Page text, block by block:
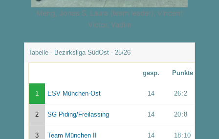
Meng, Jonas S, Laura (team leader), Vincent
Victor, Vadim
Tabelle - Bezirksliga SüdOst - 25/26
gesp. Punkte
1 ESV München-Ost 14 26: 2
2 SG Piding/Freilassing 14 20:8
3 Team München II 14 18: 10